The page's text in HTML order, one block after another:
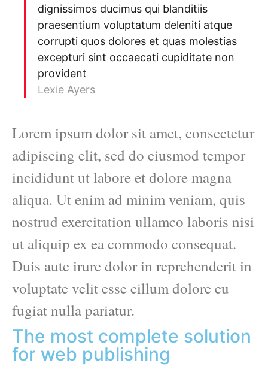
dignissimos ducimus qui blanditiis
praesentium voluptatum deleniti atque
corrupti quos dolores et quas molestias
excepturi sint occaecati cupiditate non
provident
Lexie Ayers
Lorem ipsum dolor sit amet, consectetur
adipiscing elit, sed do eiusmod tempor
incididunt ut labore et dolore magna
aliqua. Ut enim ad minim veniam, quis
nostrud exercitation ullamco laboris nisi
ut aliquip ex ea commodo consequat.
Duis aute irure dolor in reprehenderit in
voluptate velit esse cillum dolore eu
fugiat nulla pariatur.
The most complete solution
for web publishing